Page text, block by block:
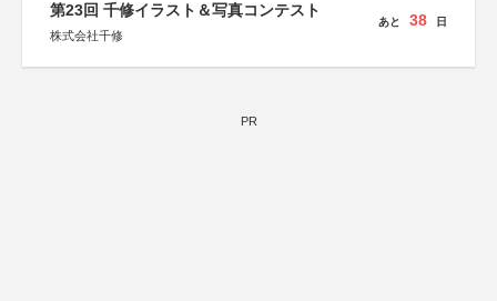
第23回 千修イラスト＆写真コンテスト
株式会社千修
あと 38 日
PR